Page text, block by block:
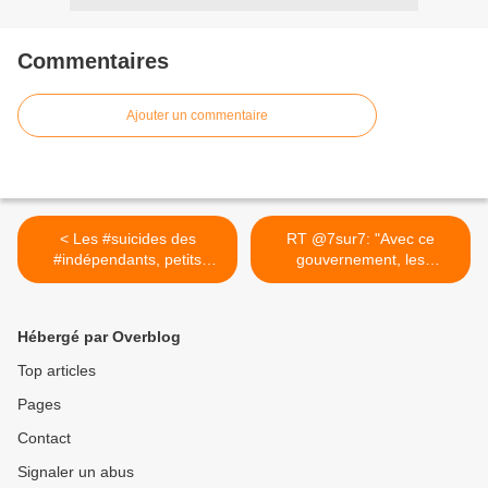
Commentaires
Ajouter un commentaire
< Les #suicides des
#indépendants, petits
#patrons,...
RT @7sur7: "Avec ce
gouvernement, les
travailleurs... >
Hébergé par Overblog
Top articles
Pages
Contact
Signaler un abus